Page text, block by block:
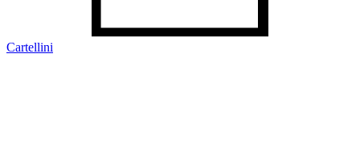
Cartellini